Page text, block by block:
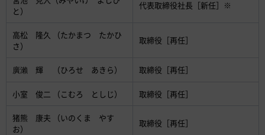
と）
代表取締役社長［新任］※
高松 隆久 （たかまつ たかひ
さ）
取締役［再任］
廣瀨 輝 （ひろせ あきら） 取締役［再任］
小室 俊二 （こむろ としじ） 取締役［再任］
猪熊 康夫 （いのくま やす
お）
取締役［再任］